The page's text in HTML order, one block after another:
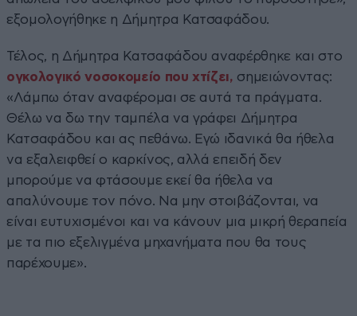
εξομολογήθηκε η Δήμητρα Κατσαφάδου.
Τέλος, η Δήμητρα Κατσαφάδου αναφέρθηκε και στο
ογκολογικό νοσοκομείο που χτίζει, σημειώνοντας:
«Λάμπω όταν αναφέρομαι σε αυτά τα πράγματα.
Θέλω να δω την ταμπέλα να γράφει Δήμητρα
Κατσαφάδου και ας πεθάνω. Εγώ ιδανικά θα ήθελα
να εξαλειφθεί ο καρκίνος, αλλά επειδή δεν
μπορούμε να φτάσουμε εκεί θα ήθελα να
απαλύνουμε τον πόνο. Να μην στοιβάζονται, να
είναι ευτυχισμένοι και να κάνουν μια μικρή θεραπεία
με τα πιο εξελιγμένα μηχανήματα που θα τους
παρέχουμε».